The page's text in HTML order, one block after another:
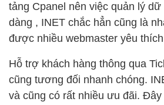
tảng Cpanel nên việc quản lý
dàng , INET chắc hẳn cũng là
được nhiều webmaster yêu
Hỗ trợ khách hàng thông qua
cũng tương đối nhanh chóng.
và cũng có rất nhiều ưu đãi. Đây